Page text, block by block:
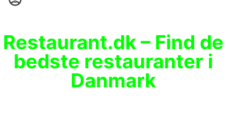
Restaurant.dk – Find de
bedste restauranter i
Danmark